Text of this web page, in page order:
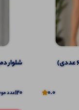
0.0
شلوار
120عدد